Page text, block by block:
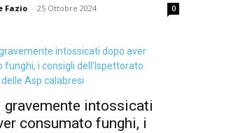
Fazio - 25 Ottobre 2024 0
gravemente intossicati
consumato funghi, i